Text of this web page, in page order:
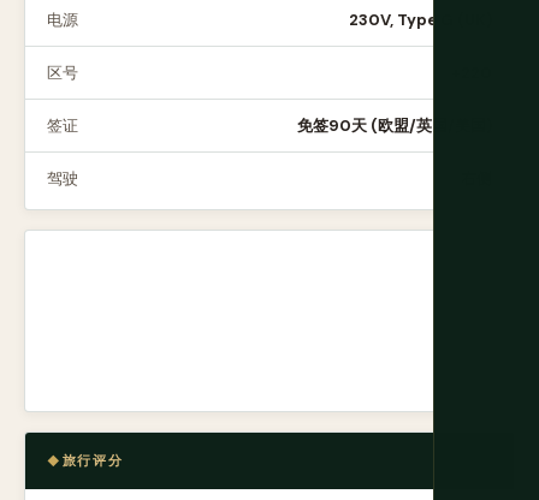
电源 230V, Type G (UK)
区号
签证 免签90天 (欧盟/英国/美国)
驾驶
旅行评分